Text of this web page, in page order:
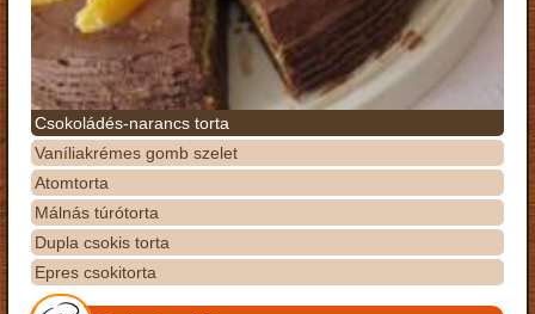
Csokoládés-narancs torta
Vaníliakrémes gomb szelet
Atomtorta
Málnás túrótorta
Dupla csokis torta
Epres csokitorta